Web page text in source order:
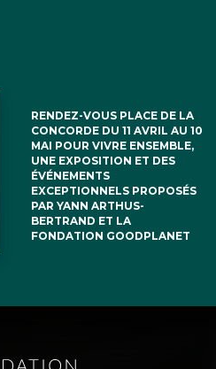
RENDEZ-VOUS PLACE DE LA
CONCORDE DU 11 AVRIL AU 10
MAI POUR VIVRE ENSEMBLE,
UNE EXPOSITION ET DES
ÉVÉNEMENTS
EXCEPTIONNELS PROPOSÉS
PAR YANN ARTHUS-
BERTRAND ET LA
FONDATION GOODPLANET